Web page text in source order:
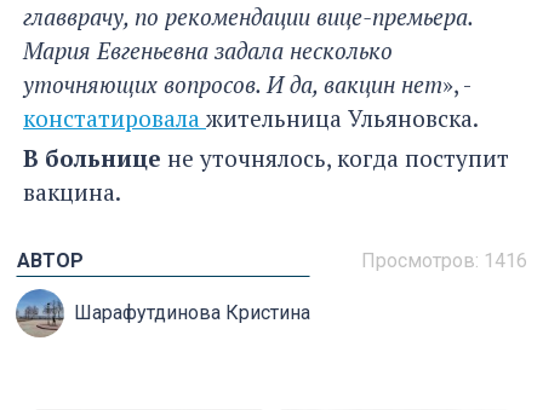
главврачу, по рекомендации вице-премьера.
Мария Евгеньевна задала несколько
уточняющих вопросов. И да, вакцин нет», -
констатировала жительница Ульяновска.
В больнице не уточнялось, когда поступит
вакцина.
Просмотров: 1416
АВТОР
Шарафутдинова Кристина